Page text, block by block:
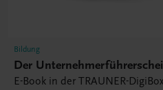
Bildung
Der
E-Book in der TRAUNER-DigiBox